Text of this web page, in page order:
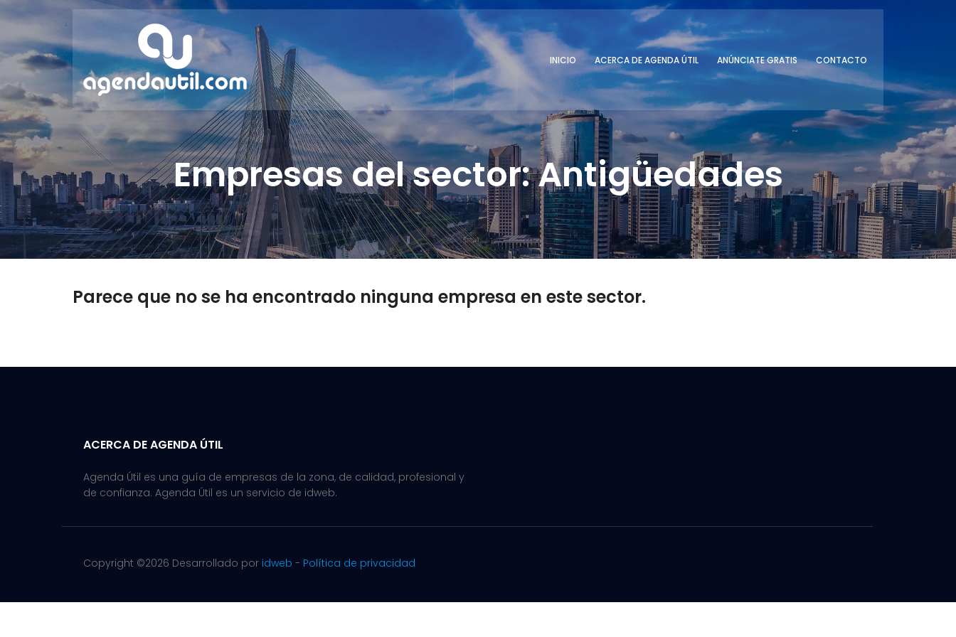
INICIO ACERCA DE AGENDA ÚTIL ANÚNCIATE GRATIS CONTACTO
Empresas del sector: Antigüedades
Parece que no se ha encontrado ninguna empresa en este sector.
ACERCA DE AGENDA ÚTIL
Agenda Útil es una guía de empresas de la zona, de calidad, profesional y
de confianza. Agenda Útil es un servicio de idweb.
Copyright ©2026 Desarrollado por idweb - Política de privacidad